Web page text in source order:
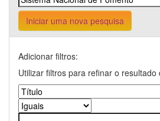
Iniciar uma nova pesquisa
Adicionar filtros:
Utilizar filtros para refinar o resultado